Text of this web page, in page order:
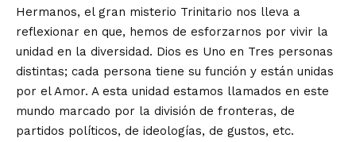
Hermanos, el gran misterio Trinitario nos lleva a
reflexionar en que, hemos de esforzarnos por vivir la
unidad en la diversidad. Dios es Uno en Tres personas
distintas; cada persona tiene su función y están unidas
por el Amor. A esta unidad estamos llamados en este
mundo marcado por la división de fronteras, de
partidos políticos, de ideologías, de gustos, etc.